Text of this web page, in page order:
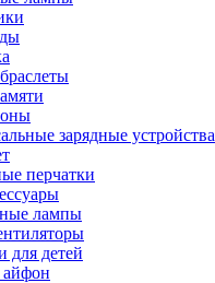
зарядные устройства
перчатки
лампы
для детей